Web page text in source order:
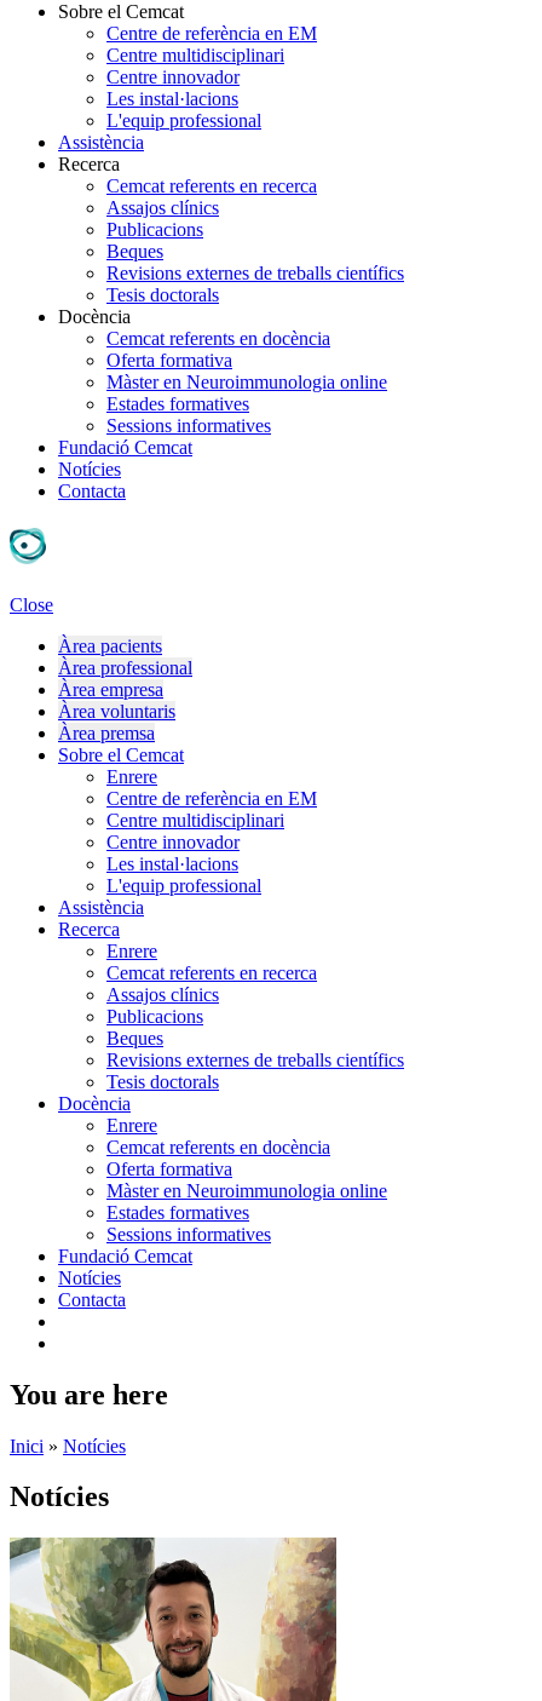
Sobre el Cemcat
Centre de referència en EM
Centre multidisciplinari
Centre innovador
Les instal·lacions
L'equip professional
Assistència
Recerca
Cemcat referents en recerca
Assajos clínics
Publicacions
Beques
Revisions externes de treballs científics
Tesis doctorals
Docència
Cemcat referents en docència
Oferta formativa
Màster en Neuroimmunologia online
Estades formatives
Sessions informatives
Fundació Cemcat
Notícies
Contacta
Close
Àrea pacients
Àrea professional
Àrea empresa
Àrea voluntaris
Àrea premsa
Sobre el Cemcat
Enrere
Centre de referència en EM
Centre multidisciplinari
Centre innovador
Les instal·lacions
L'equip professional
Assistència
Recerca
Enrere
Cemcat referents en recerca
Assajos clínics
Publicacions
Beques
Revisions externes de treballs científics
Tesis doctorals
Docència
Enrere
Cemcat referents en docència
Oferta formativa
Màster en Neuroimmunologia online
Estades formatives
Sessions informatives
Fundació Cemcat
Notícies
Contacta
You are here
Inici » Notícies
Notícies